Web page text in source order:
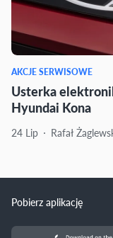
AKCJE SERWISOWE
Usterka
Hyundai Kona
24 Lip Rafał
Pobierz aplikację